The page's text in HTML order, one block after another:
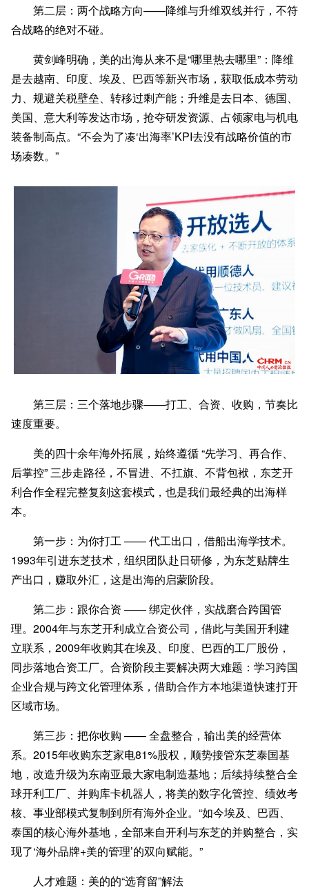
第二层：两个战略方向——降维与升维双线并行，不符
合战略的绝对不碰。
黄剑峰明确，美的出海从来不是“哪里热去哪里”：降维
是去越南、印度、埃及、巴西等新兴市场，获取低成本劳动
力、规避关税壁垒、转移过剩产能；升维是去日本、德国、
美国、意大利等发达市场，抢夺研发资源、占领家电与机电
装备制高点。“不会为了凑‘出海率’KPI去没有战略价值的市
场凑数。”
第三层：三个落地步骤——打工、合资、收购，节奏比
速度重要。
美的四十余年海外拓展，始终遵循 “先学习、再合作、
后掌控” 三步走路径，不冒进、不扛旗、不背包袱，东芝开
利合作全程完整复刻这套模式，也是我们最经典的出海样
本。
第一步：为你打工 —— 代工出口，借船出海学技术。
1993年引进东芝技术，组织团队赴日研修，为东芝贴牌生
产出口，赚取外汇，这是出海的启蒙阶段。
第二步：跟你合资 —— 绑定伙伴，实战磨合跨国管
理。2004年与东芝开利成立合资公司，借此与美国开利建
立联系，2009年收购其在埃及、印度、巴西的工厂股份，
同步落地合资工厂。合资阶段主要解决两大难题：学习跨国
企业合规与跨文化管理体系，借助合作方本地渠道快速打开
区域市场。
第三步：把你收购 —— 全盘整合，输出美的经营体
系。2015年收购东芝家电81%股权，顺势接管东芝泰国基
地，改造升级为东南亚最大家电制造基地；后续持续整合全
球开利工厂、并购库卡机器人，将美的数字化管控、绩效考
核、事业部模式复制到所有海外企业。“如今埃及、巴西、
泰国的核心海外基地，全部来自开利与东芝的并购整合，实
现了‘海外品牌+美的管理’的双向赋能。”
人才难题：美的的“选育留”解法